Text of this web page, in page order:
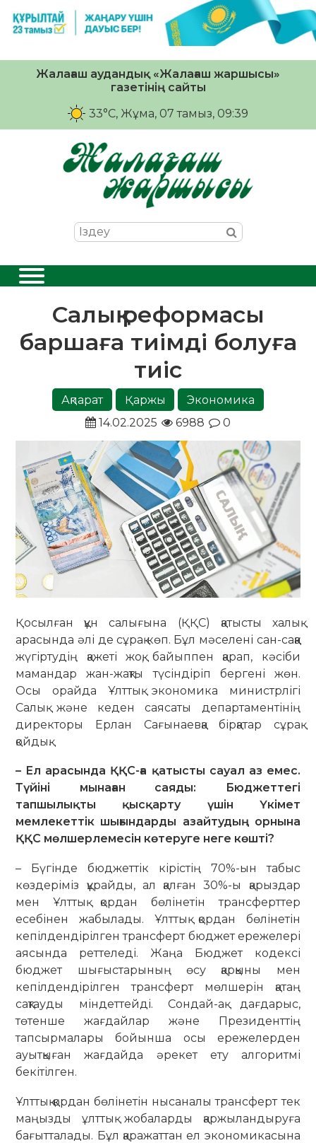
Жалағаш аудандық «Жалағаш жаршысы»
газетінің сайты
33°C, Жұма, 07 тамыз, 09:39
Салық реформасы
баршаға тиімді болуға
тиіс
Ақпарат Қаржы
Экономика
14.02.2025
6988 0
Қосылған құн салығына (ҚҚС) қатысты халық
арасында әлі де сұрақ көп. Бұл мәселені сан-саққа
жүгіртудің қажеті жоқ, байыппен қарап, кәсіби
мамандар жан-жақты түсіндіріп бергені жөн.
Осы орайда Ұлттық экономика министрлігі
Салық және кеден саясаты департаментінің
директоры Ерлан Сағынаевқа бірқатар сұрақ
қойдық.
– Ел арасында ҚҚС-ға қатысты сауал аз емес.
Түйіні мынаған саяды: Бюджеттегі
тапшылықты қыс­қарту үшін Үкімет
мемлекеттік шығын­дарды азайтудың орнына
ҚҚС мөл­шер­лемесін көтеруге неге көшті?
– Бүгінде бюджеттік кірістің 70%-ын табыс
көздеріміз құрайды, ал қалған 30%-ы қарыздар
мен Ұлттық қордан бөлінетін трансферттер
есебінен жабылады. Ұлттық қордан бөлінетін
кепілдендірілген трансферт бюджет ережелері
аясында реттеледі. Жаңа Бюджет кодексі
бюджет шығыстарының өсу қарқыны мен
кепілдендірілген трансферт мөлшерін қатаң
сақтауды міндеттейді. Сондай-ақ дағдарыс,
төтенше жағдайлар және Президенттің
тапсырмалары бойынша осы ережелерден
ауытқыған жағдайда әрекет ету алгоритмі
бекітілген.
Ұлттық қордан бөлінетін нысаналы трансферт тек
маңызды ұлттық жобаларды қаржыландыруға
бағыт­талады. Бұл қаражаттан ел экономикасы­на